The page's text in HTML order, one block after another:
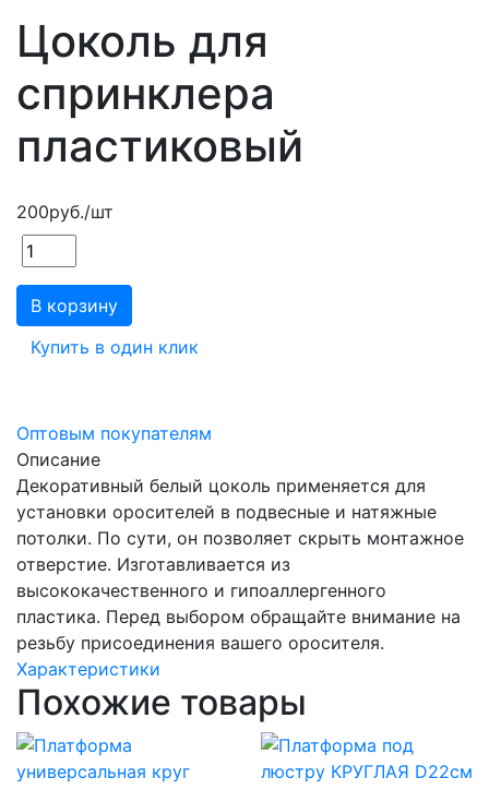
Цоколь для
спринклера
пластиковый
200руб./шт
В корзину
Купить в один клик
Оптовым покупателям
Описание
Декоративный белый цоколь применяется для
установки оросителей в подвесные и натяжные
потолки. По сути, он позволяет скрыть монтажное
отверстие. Изготавливается из
высококачественного и гипоаллергенного
пластика. Перед выбором обращайте внимание на
резьбу присоединения вашего оросителя.
Характеристики
Похожие товары